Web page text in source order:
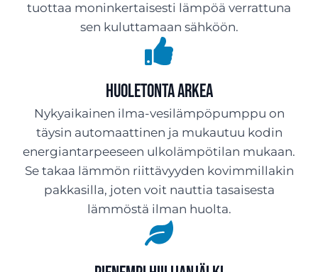
tuottaa moninkertaisesti lämpöä verrattuna
sen kuluttamaan sähköön.
Huoletonta arkea
Nykyaikainen ilma-vesilämpöpumppu on
täysin automaattinen ja mukautuu kodin
energiantarpeeseen ulkolämpötilan mukaan.
Se takaa lämmön riittävyyden kovimmillakin
pakkasilla, joten voit nauttia tasaisesta
lämmöstä ilman huolta.